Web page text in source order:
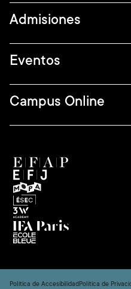
Admisiones
Eventos
Campus Online
Política de Accesibilidad Política de